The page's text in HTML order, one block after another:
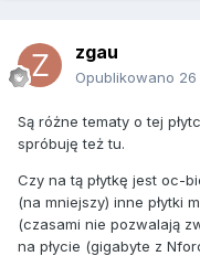
zgau
Opublikowano
Są różne tematy o tej
spróbuję też tu.
Czy na tą płytkę jest oc-
(na mniejszy) inne płytki
(czasami nie pozwalają
na płycie (gigabyte z